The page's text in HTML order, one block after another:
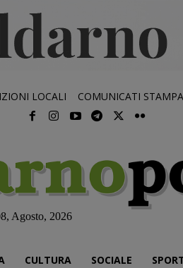
LOCALI COMUNICATI STAMPA
Agosto, 2026
CULTURA SOCIALE